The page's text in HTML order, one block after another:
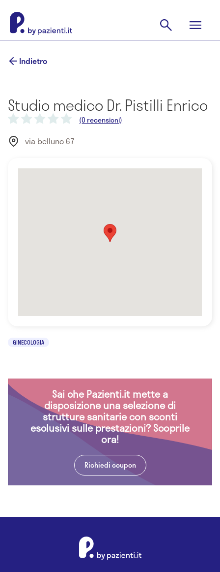
Indietro
Studio medico Dr. Pistilli Enrico
(0 recensioni)
via belluno 67
GINECOLOGIA
Sai che Pazienti.it mette a
disposizione una selezione di
strutture sanitarie con sconti
esclusivi sulle prestazioni? Scoprile
ora!
Richiedi coupon